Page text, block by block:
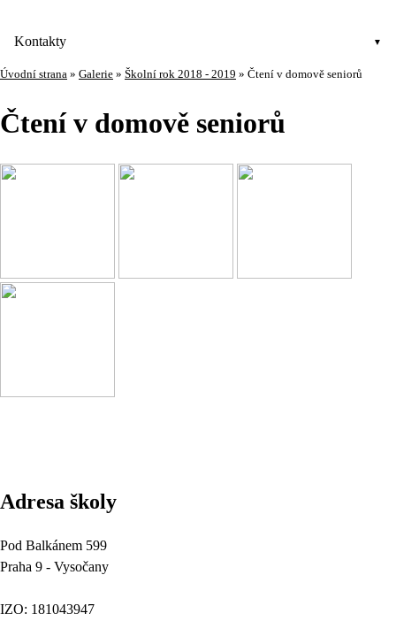
Kontakty
Úvodní strana » Galerie » Školní rok 2018 - 2019 » Čtení v domově seniorů
Čtení v domově seniorů
Adresa školy
Pod Balkánem 599
Praha 9 - Vysočany
IZO: 181043947